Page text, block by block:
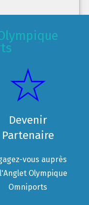
Devenir
Partenaire
vous auprès
Olympique
Omniports